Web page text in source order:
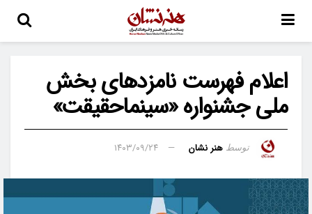
اعلام فهرست نامزدهای بخش
ملی جشنواره «سینماحقیقت»
توسط هنر نشان ۱۴۰۳/۰۹/۲۴